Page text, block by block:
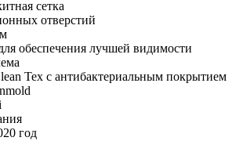
сетка
отверстий
обеспечения лучшей видимости
Tex с антибактериальным покрытием
год